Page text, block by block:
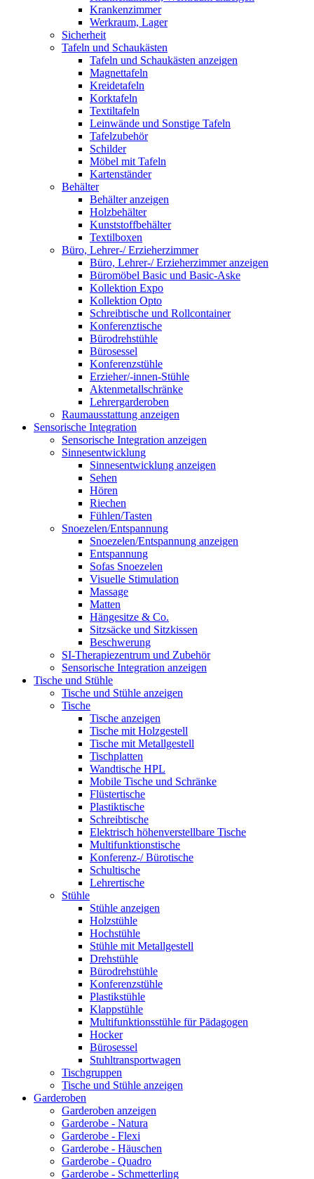
Krankenzimmer
Werkraum, Lager
Sicherheit
Tafeln und Schaukästen
Tafeln und Schaukästen anzeigen
Magnettafeln
Kreidetafeln
Korktafeln
Textiltafeln
Leinwände und Sonstige Tafeln
Tafelzubehör
Schilder
Möbel mit Tafeln
Kartenständer
Behälter
Behälter anzeigen
Holzbehälter
Kunststoffbehälter
Textilboxen
Büro, Lehrer-/ Erzieherzimmer
Büro, Lehrer-/ Erzieherzimmer anzeigen
Büromöbel Basic und Basic-Aske
Kollektion Expo
Kollektion Opto
Schreibtische und Rollcontainer
Konferenztische
Bürodrehstühle
Bürosessel
Konferenzstühle
Erzieher/-innen-Stühle
Aktenmetallschränke
Lehrergarderoben
Raumausstattung anzeigen
Sensorische Integration
Sensorische Integration anzeigen
Sinnesentwicklung
Sinnesentwicklung anzeigen
Sehen
Hören
Riechen
Fühlen/Tasten
Snoezelen/Entspannung
Snoezelen/Entspannung anzeigen
Entspannung
Sofas Snoezelen
Visuelle Stimulation
Massage
Matten
Hängesitze & Co.
Sitzsäcke und Sitzkissen
Beschwerung
SI-Therapiezentrum und Zubehör
Sensorische Integration anzeigen
Tische und Stühle
Tische und Stühle anzeigen
Tische
Tische anzeigen
Tische mit Holzgestell
Tische mit Metallgestell
Tischplatten
Wandtische HPL
Mobile Tische und Schränke
Flüstertische
Plastiktische
Schreibtische
Elektrisch höhenverstellbare Tische
Multifunktionstische
Konferenz-/ Bürotische
Schultische
Lehrertische
Stühle
Stühle anzeigen
Holzstühle
Hochstühle
Stühle mit Metallgestell
Drehstühle
Bürodrehstühle
Konferenzstühle
Plastikstühle
Klappstühle
Multifunktionsstühle für Pädagogen
Hocker
Bürosessel
Stuhltransportwagen
Tischgruppen
Tische und Stühle anzeigen
Garderoben
Garderoben anzeigen
Garderobe - Natura
Garderobe - Flexi
Garderobe - Häuschen
Garderobe - Quadro
Garderobe - Schmetterling